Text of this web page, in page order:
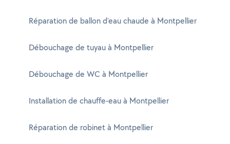
Réparation de ballon d'eau chaude à Montpellier
Débouchage de tuyau à Montpellier
Débouchage de WC à Montpellier
Installation de chauffe-eau à Montpellier
Réparation de robinet à Montpellier